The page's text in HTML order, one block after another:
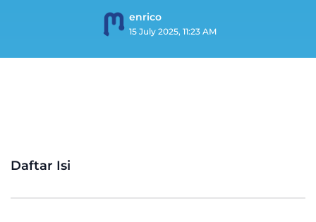
enrico
15 July 2025, 11:23 AM
Daftar Isi